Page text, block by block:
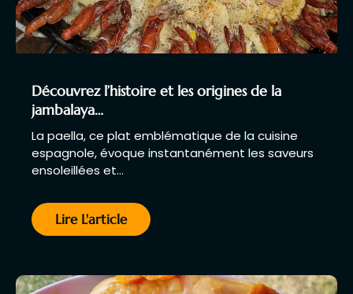
Découvrez l’histoire et les origines de la
jambalaya…
La paella, ce plat emblématique de la cuisine
espagnole, évoque instantanément les saveurs
ensoleillées et…
Lire L'article